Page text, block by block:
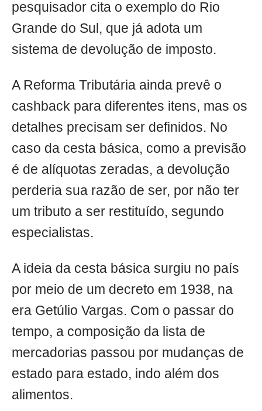
pesquisador cita o exemplo do Rio
Grande do Sul, que já adota um
sistema de devolução de imposto.
A Reforma Tributária ainda prevê o
cashback para diferentes itens, mas os
detalhes precisam ser definidos. No
caso da cesta básica, como a previsão
é de alíquotas zeradas, a devolução
perderia sua razão de ser, por não ter
um tributo a ser restituído, segundo
especialistas.
A ideia da cesta básica surgiu no país
por meio de um decreto em 1938, na
era Getúlio Vargas. Com o passar do
tempo, a composição da lista de
mercadorias passou por mudanças de
estado para estado, indo além dos
alimentos.